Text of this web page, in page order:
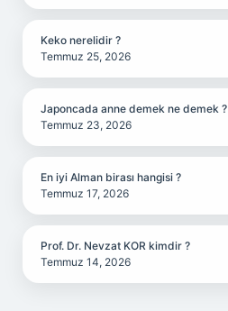
Keko nerelidir ?
Temmuz 25, 2026
Japoncada anne demek ne demek ?
Temmuz 23, 2026
En iyi Alman birası hangisi ?
Temmuz 17, 2026
Prof. Dr. Nevzat KOR kimdir ?
Temmuz 14, 2026